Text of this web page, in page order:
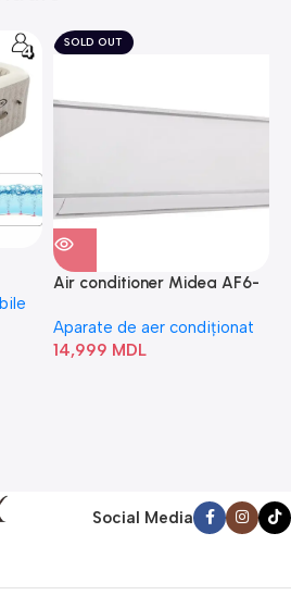
SOLD OUT
Air conditioner Midea AF6-
Aparate de aer condiționat
14,999 MDL
Social Media